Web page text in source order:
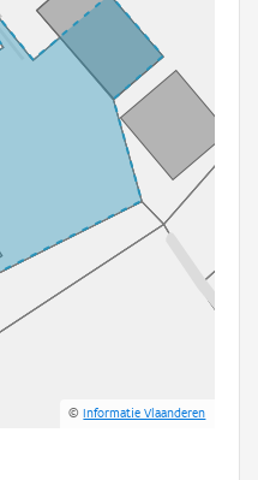
©Informatie Vlaanderen